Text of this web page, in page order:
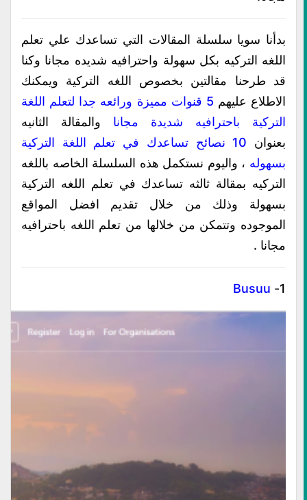
بدأنا سويا سلسلة المقالات التي تساعدك علي تعلم
اللغه التركيه بكل سهولة واحترافيه شديده مجانا وكنا
قد طرحنا مقالتين بخصوص اللغه التركية ويمكنك
الاطلاع عليهم
5 قنوات مميزة ورائعه جدا لتعلم اللغة
التركية باحترافيه شديدة مجانا والمقالة الثانيه
بعنوان
10 نصائح تساعدك في تعلم اللغة التركية
بسهوله ، واليوم نستكمل هذه السلسلة الخاصه باللغه
التركيه بمقالة ثالثه تساعدك في تعلم اللغه التركية
بسهولة وذلك من خلال تقديم افضل المواقع
الموجوده وتتمكن من خلالها من تعلم اللغه باحترافيه
مجانا .
1-
Busuu